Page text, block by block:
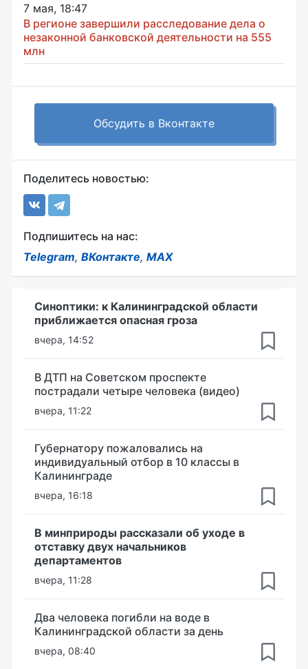
7 мая, 18:47
В регионе завершили расследование дела о
незаконной банковской деятельности на 555
млн
Обсудить в Вконтакте
Поделитесь новостью:
Подпишитесь на нас:
Telegram, ВКонтакте, MAX
Синоптики: к Калининградской области
приближается опасная гроза
вчера, 14:52
В ДТП на Советском проспекте
пострадали четыре человека (видео)
вчера, 11:22
Губернатору пожаловались на
индивидуальный отбор в 10 классы в
Калининграде
вчера, 16:18
В минприроды рассказали об уходе в
отставку двух начальников
департаментов
вчера, 11:28
Два человека погибли на воде в
Калининградской области за день
вчера, 08:40